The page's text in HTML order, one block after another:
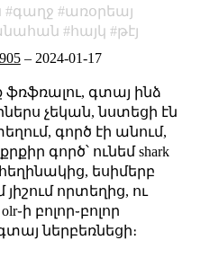
գաղջ
առօրեայ
հայկ
թէյ
– 2024-01-17
գտայ ինձ
չեկան, նստեցի էն
գործ էի անում,
գործ՝ ունեմ shark
հեղինակից, եսիմերբ
որտեղից, ու
բոլոր֊բոլոր
ներբեռնեցի։